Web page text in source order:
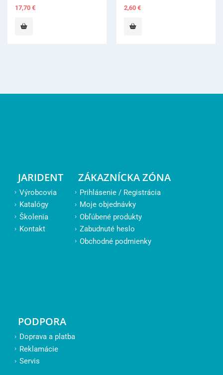
2,60 €
JARIDENT
Výrobcovia
Katalógy
Školenia
Kontakt
ZÁKAZNÍCKA ZÓNA
Prihlásenie / Registrácia
Moje objednávky
Obľúbené produkty
Zabudnuté heslo
Obchodné podmienky
PODPORA
Doprava a platba
Reklamácie
Servis